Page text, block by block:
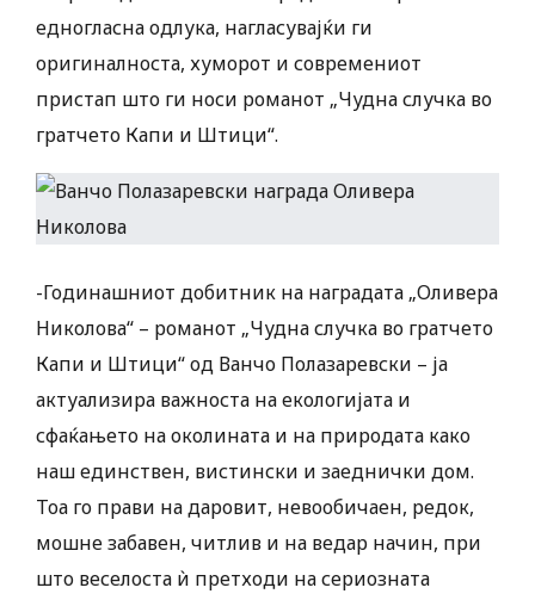
едногласна одлука, нагласувајќи ги
оригиналноста, хуморот и современиот
пристап што ги носи романот „Чудна случка во
гратчето Капи и Штици“.
-Годинашниот добитник на наградата „Оливера
Николова“ – романот „Чудна случка во гратчето
Капи и Штици“ од Ванчо Полазаревски – ја
актуализира важноста на екологијата и
сфаќањето на околината и на природата како
наш единствен, вистински и заеднички дом.
Тоа го прави на даровит, невообичаен, редок,
мошне забавен, читлив и на ведар начин, при
што веселоста ѝ претходи на сериозната